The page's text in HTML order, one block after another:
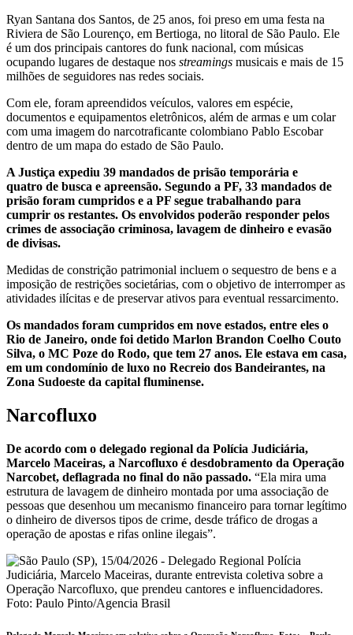
Ryan Santana dos Santos, de 25 anos, foi preso em uma festa na
Riviera de São Lourenço, em Bertioga, no litoral de São Paulo. Ele
é um dos principais cantores do funk nacional, com músicas
ocupando lugares de destaque nos streamings musicais e mais de 15
milhões de seguidores nas redes sociais.
Com ele, foram apreendidos veículos, valores em espécie,
documentos e equipamentos eletrônicos, além de armas e um colar
com uma imagem do narcotraficante colombiano Pablo Escobar
dentro de um mapa do estado de São Paulo.
A Justiça expediu 39 mandados de prisão temporária e
quatro de busca e apreensão. Segundo a PF, 33 mandados de
prisão foram cumpridos e a PF segue trabalhando para
cumprir os restantes. Os envolvidos poderão responder pelos
crimes de associação criminosa, lavagem de dinheiro e evasão
de divisas.
Medidas de constrição patrimonial incluem o sequestro de bens e a
imposição de restrições societárias, com o objetivo de interromper as
atividades ilícitas e de preservar ativos para eventual ressarcimento.
Os mandados foram cumpridos em nove estados, entre eles o
Rio de Janeiro, onde foi detido Marlon Brandon Coelho Couto
Silva, o MC Poze do Rodo, que tem 27 anos. Ele estava em casa,
em um condomínio de luxo no Recreio dos Bandeirantes, na
Zona Sudoeste da capital fluminense.
Narcofluxo
De acordo com o delegado regional da Polícia Judiciária,
Marcelo Maceiras, a Narcofluxo é desdobramento da Operação
Narcobet, deflagrada no final do não passado. “Ela mira uma
estrutura de lavagem de dinheiro montada por uma associação de
pessoas que desenhou um mecanismo financeiro para tornar legítimo
o dinheiro de diversos tipos de crime, desde tráfico de drogas a
operação de apostas e rifas online ilegais”.